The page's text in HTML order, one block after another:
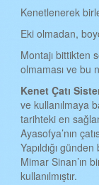
MARDİN
MUĞLA
MUŞ KENET
NEVŞEHİR
NİĞDE KENET
ORDU KENET
RİZE KENET
Kenetlenerek
Eki olmadan,
Montajı bittikten
olmaması ve bu
KenetÇatıS
ve kullanılmaya
tarihteki en
Ayasofya’nın
Yapıldığı
Mimar Sinan’ın
kullanılmıştır.